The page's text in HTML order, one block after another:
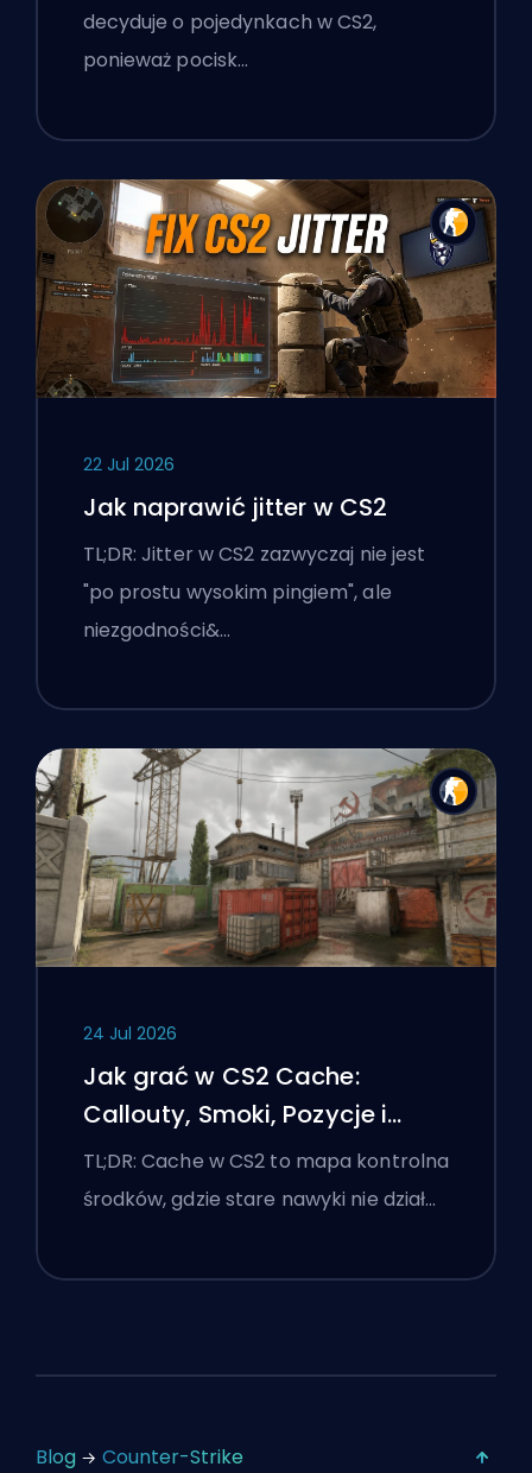
decyduje o pojedynkach w CS2,
ponieważ pocisk…
22 Jul 2026
Jak naprawić jitter w CS2
TL;DR: Jitter w CS2 zazwyczaj nie jest
"po prostu wysokim pingiem", ale
niezgodności&…
24 Jul 2026
Jak grać w CS2 Cache:
Callouty, Smoki, Pozycje i
Wskazówki Premier
TL;DR: Cache w CS2 to mapa kontrolna
środków, gdzie stare nawyki nie dział…
Blog Counter-Strike